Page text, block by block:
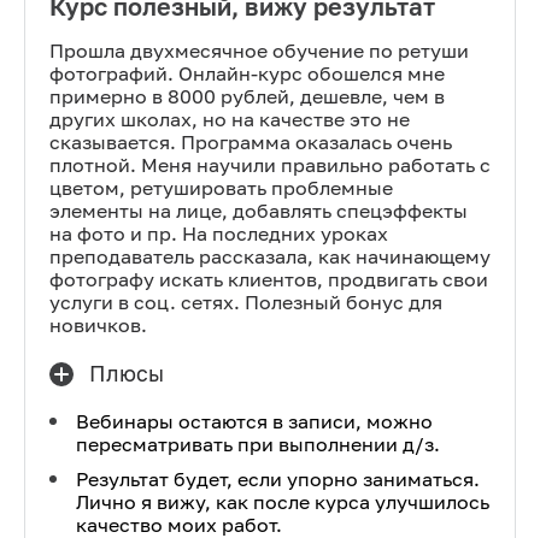
Курс полезный, вижу результат
Прошла двухмесячное обучение по ретуши
фотографий. Онлайн-курс обошелся мне
примерно в 8000 рублей, дешевле, чем в
других школах, но на качестве это не
сказывается. Программа оказалась очень
плотной. Меня научили правильно работать с
цветом, ретушировать проблемные
элементы на лице, добавлять спецэффекты
на фото и пр. На последних уроках
преподаватель рассказала, как начинающему
фотографу искать клиентов, продвигать свои
услуги в соц. сетях. Полезный бонус для
новичков.
Плюсы
Вебинары остаются в записи, можно
пересматривать при выполнении д/з.
Результат будет, если упорно заниматься.
Лично я вижу, как после курса улучшилось
качество моих работ.